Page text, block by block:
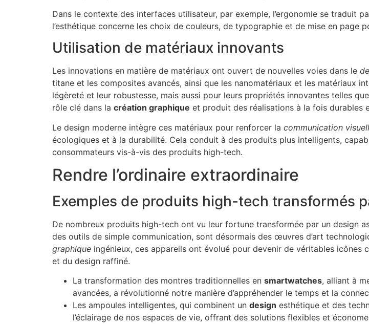
Dans le contexte des interfaces utilisateur, par exemple, l’ergonomie se traduit
l’esthétique concerne les choix de couleurs, de typographie et de mise en page
Utilisation de matériaux innovants
Les innovations en matière de matériaux ont ouvert de nouvelles voies dans le
titane et les composites avancés, ainsi que les nanomatériaux et les matériaux
légèreté et leur robustesse, mais aussi pour leurs propriétés innovantes telles
rôle clé dans la création graphique et produit des réalisations à la fois durables
Le design moderne intègre ces matériaux pour renforcer la communication
écologiques et à la durabilité. Cela conduit à des produits plus intelligents,
consommateurs vis-à-vis des produits high-tech.
Rendre l’ordinaire extraordinaire
Exemples de produits high-tech transformés
De nombreux produits high-tech ont vu leur fortune transformée par un design
des outils de simple communication, sont désormais des œuvres d’art
graphique ingénieux, ces appareils ont évolué pour devenir de véritables
et du design raffiné.
La transformation des montres traditionnelles en smartwatches, alliant à
avancées, a révolutionné notre manière d’appréhender le temps et la
Les ampoules intelligentes, qui combinent un design esthétique et des
l’éclairage de nos espaces de vie, offrant des solutions flexibles et